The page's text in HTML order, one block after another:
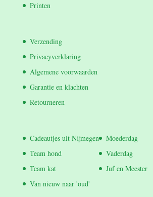
Printen
Verzending
Privacyverklaring
Algemene voorwaarden
Garantie en klachten
Retourneren
Cadeautjes uit Nijmegen
Team hond
Team kat
Van nieuw naar 'oud'
Moederdag
Vaderdag
Juf en Meester